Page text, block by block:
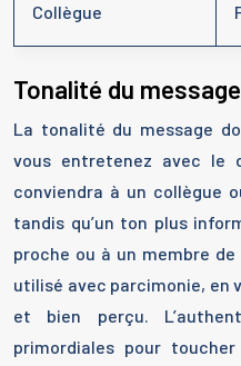
Collègue
Tonalité du message
La tonalité du message
vous entretenez avec le
conviendra à un collègue
tandis qu’un ton plus
proche ou à un membre
utilisé avec parcimonie, en
et bien perçu.
primordiales pour